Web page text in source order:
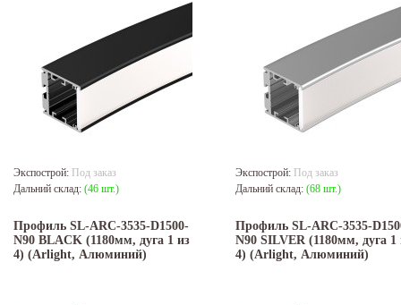
Экспострой: Под заказ
Дальний склад: (46 шт.)
Профиль SL-ARC-3535-D1500-
N90 BLACK (1180мм, дуга 1 из
4) (Arlight, Алюминий)
Экспострой: Под заказ
Дальний склад: (68 шт.)
Профиль SL-ARC-3535-
N90 SILVER (1180мм, дуга 1
4) (Arlight, Алюминий)